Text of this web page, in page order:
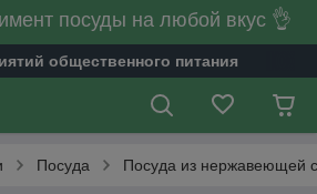
посуды на любой вкус 👌
общественного питания
Посуда Посуда из нержавеющей